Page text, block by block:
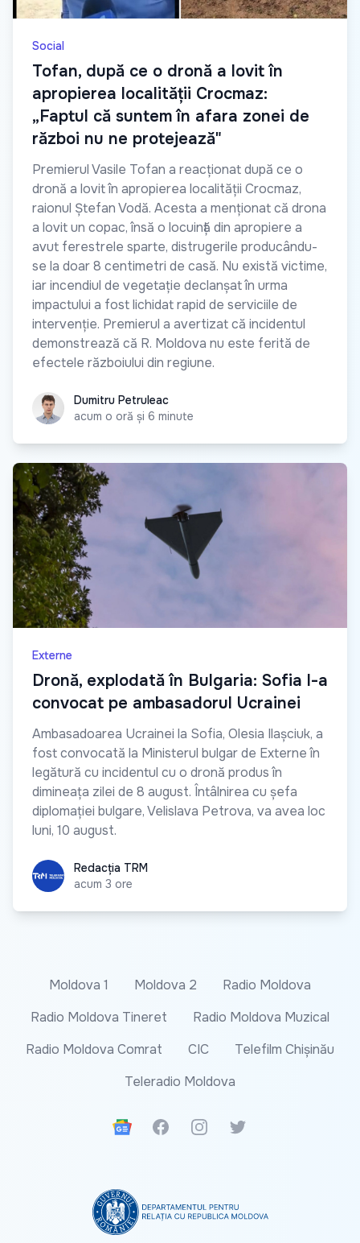
Social
Tofan, după ce o dronă a lovit în
apropierea localității Crocmaz:
„Faptul că suntem în afara zonei de
război nu ne protejează"
Premierul Vasile Tofan a reacționat după ce o
dronă a lovit în apropierea localității Crocmaz,
raionul Ștefan Vodă. Acesta a menționat că drona
a lovit un copac, însă o locuință din apropiere a
avut ferestrele sparte, distrugerile producându-
se la doar 8 centimetri de casă. Nu există victime,
iar incendiul de vegetație declanșat în urma
impactului a fost lichidat rapid de serviciile de
intervenție. Premierul a avertizat că incidentul
demonstrează că R. Moldova nu este ferită de
efectele războiului din regiune.
Dumitru Petruleac
Dumitru Petruleac
acum o oră și 6 minute
Externe
Dronă, explodată în Bulgaria: Sofia l-a
convocat pe ambasadorul Ucrainei
Ambasadoarea Ucrainei la Sofia, Olesia Ilașciuk, a
fost convocată la Ministerul bulgar de Externe în
legătură cu incidentul cu o dronă produs în
dimineața zilei de 8 august. Întâlnirea cu șefa
diplomației bulgare, Velislava Petrova, va avea loc
luni, 10 august.
Redacția TRM
Redacția TRM
acum 3 ore
Moldova 1 Moldova 2
Radio Moldova
Radio Moldova Tineret
Radio Moldova Muzical
Radio Moldova Comrat
CIC
Telefilm Chișinău
Teleradio Moldova
Google News
FacebookInstagramTwitter